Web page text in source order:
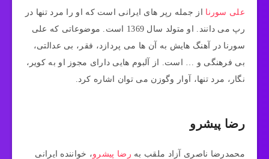
علی سورنا از جمله رپر های ایرانی است که او را مرد تنها در
رپ می دانند. او متولد سال 1369 است. موضوعاتی که علی
سورنا در آهنگ هایش به آن ها می پردازد، فقر، بی عدالتی،
بی فرهنگی و … است. از آلبوم هایی دارای مجوز او به کویر،
نگار، مرد تنها، آوار وگوزن می توان اشاره کرد.
رضا پیشرو
محمدرضا ناصری آزاد ملقب به رضا پیشرو، خواننده ایرانی